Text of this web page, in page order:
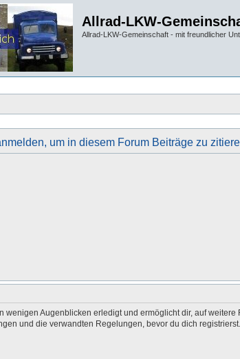
Allrad-LKW-
Allrad-LKW-Gemeinschaft - mit freundlicher
um in diesem Forum Beiträge zu
Augenblicken erledigt und ermöglicht dir, auf
und die verwandten Regelungen, bevor du dich